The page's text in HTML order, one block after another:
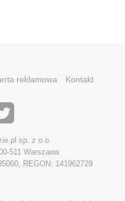
reklamowa Kontakt
sp. z o.o.
511 Warszawa
REGON: 141962729